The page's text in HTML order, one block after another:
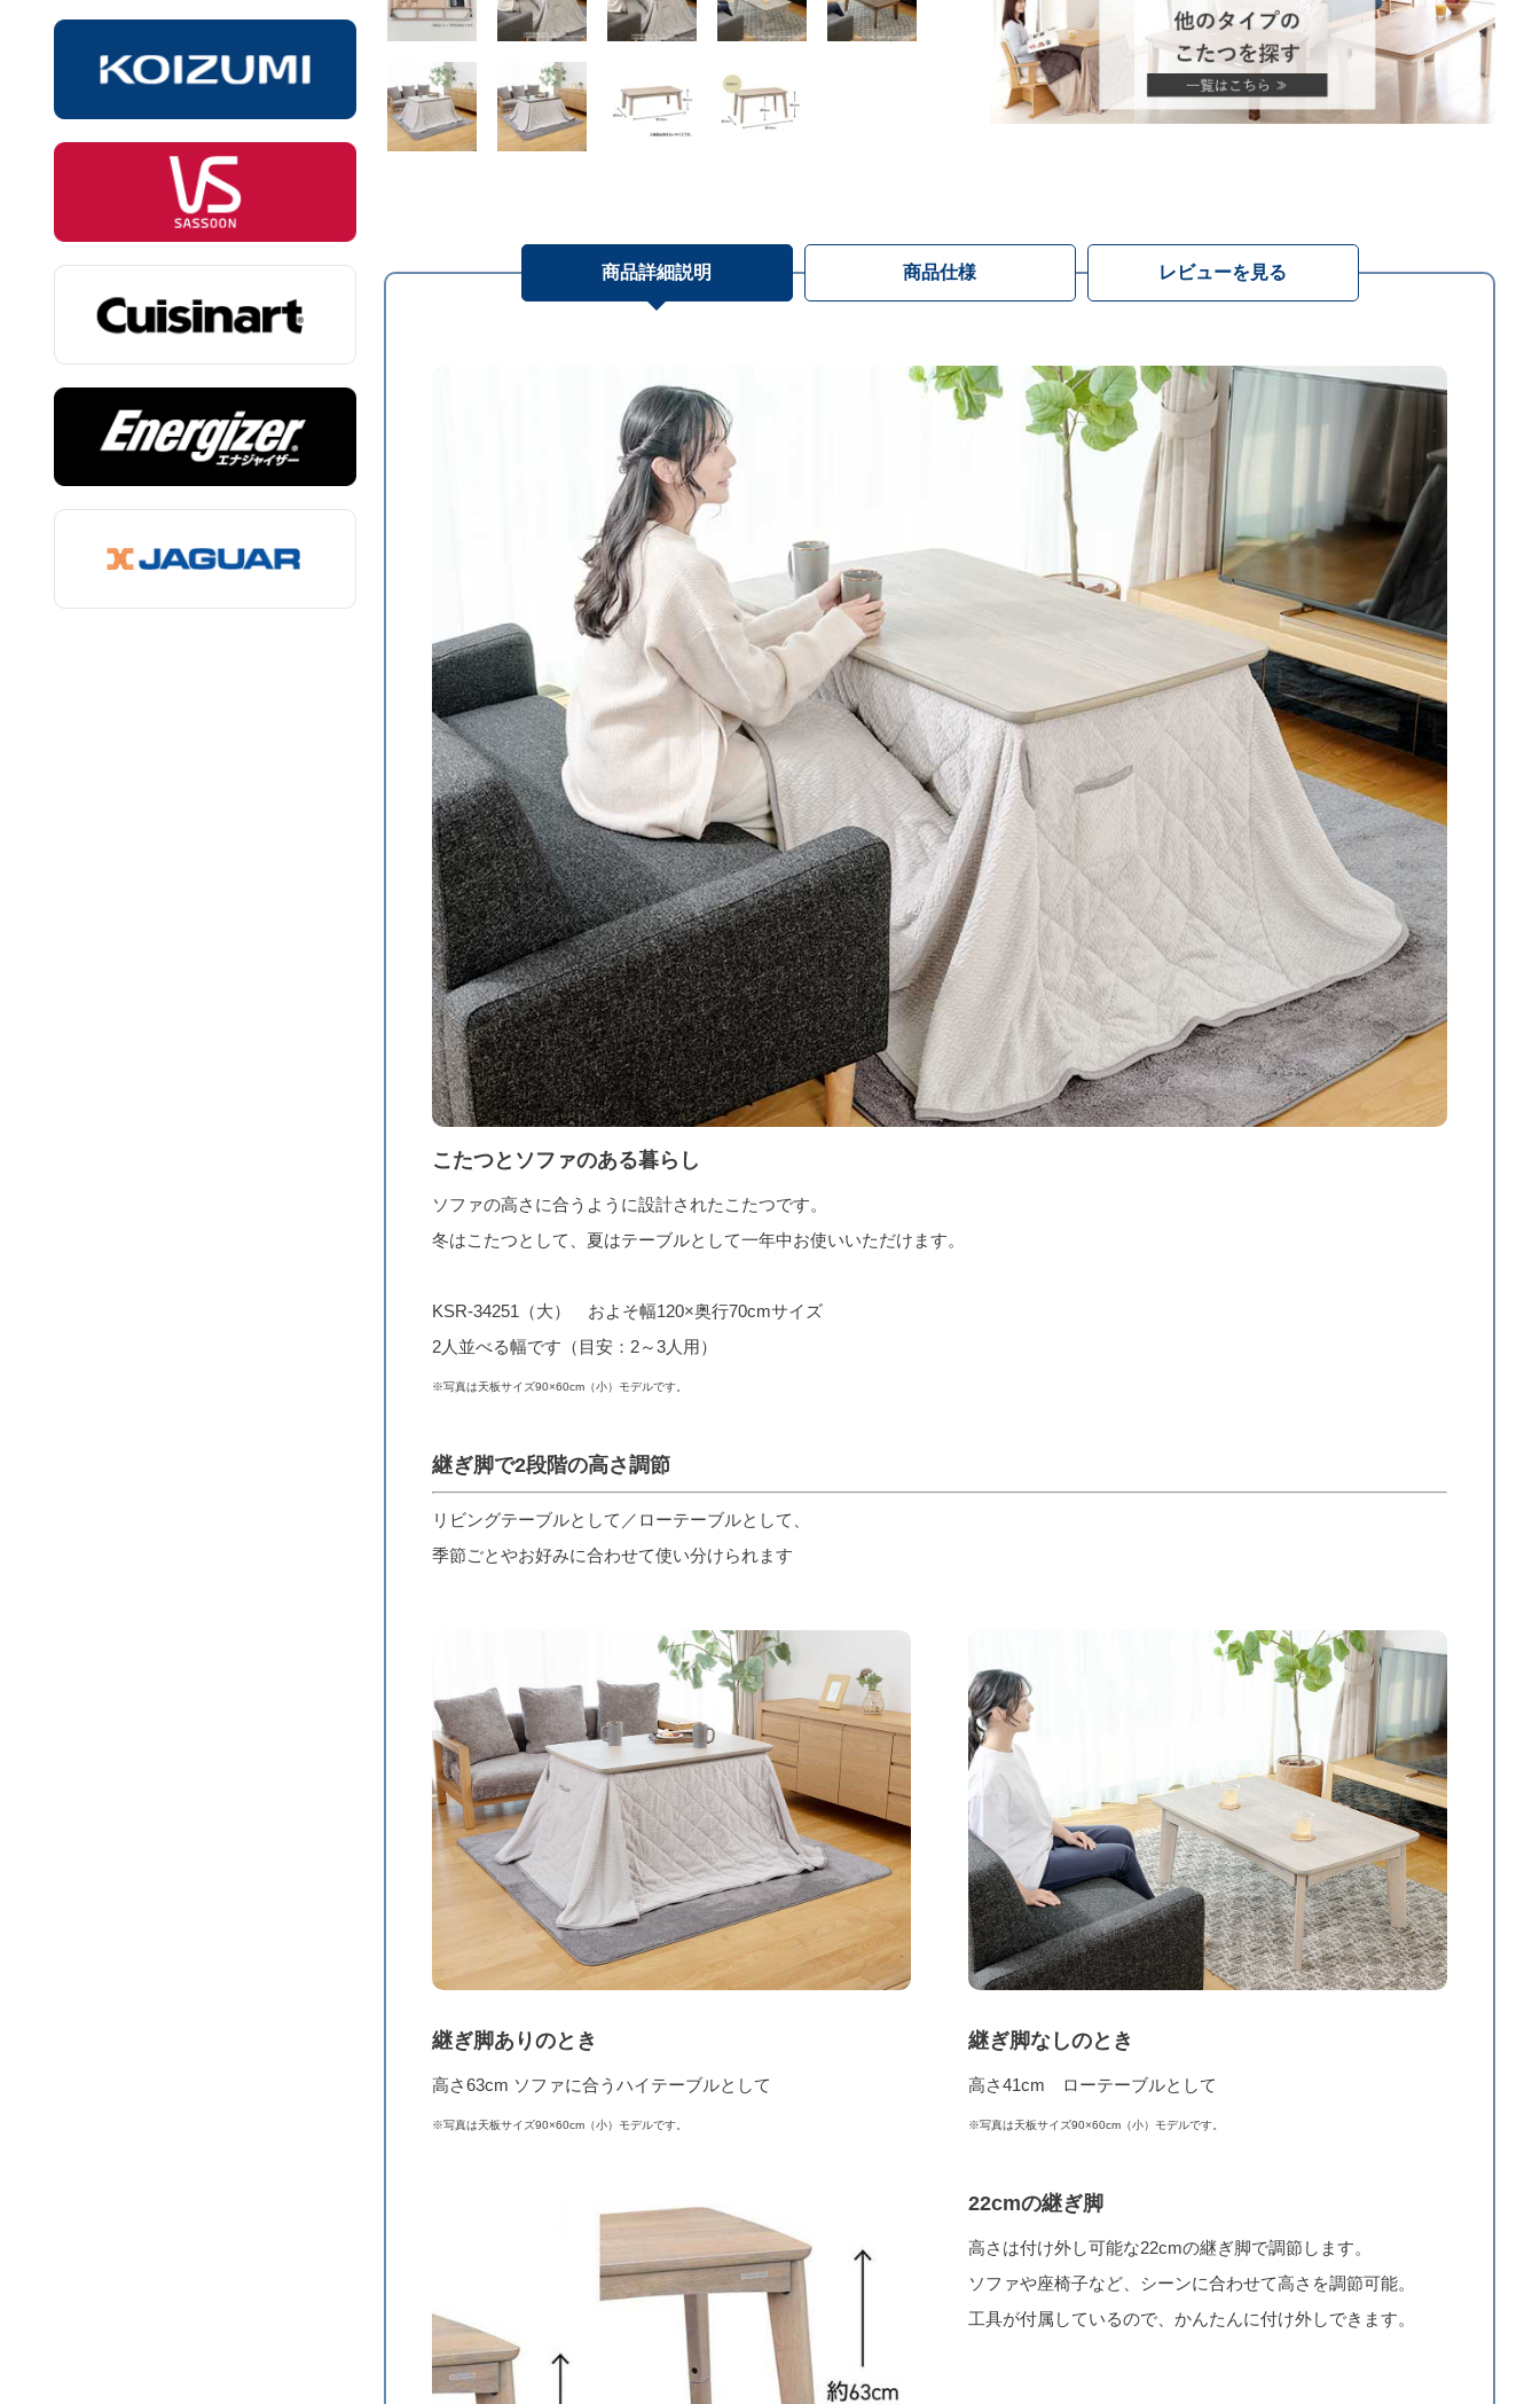
商品詳細説明
こたつとソファのある暮らし
ソファの高さに合うように設計されたこたつです。
冬はこたつとして、夏はテーブルとして一年中お使いいただけます。
KSR-34251（大） およそ幅120×奥行70cmサイズ
2人並べる幅です（目安：2～3人用）
※写真は天板サイズ90×60cm（小）モデルです。
継ぎ脚で2段階の高さ調節
リビングテーブルとして／ローテーブルとして、
季節ごとやお好みに合わせて使い分けられます
継ぎ脚ありのとき
高さ63cm ソファに合うハイテーブルとして
※写真は天板サイズ90×60cm（小）モデルです。
継ぎ脚なしのとき
高さ41cm ローテーブルとして
※写真は天板サイズ90×60cm（小）モデルです。
22cmの継ぎ脚
高さは付け外し可能な22cmの継ぎ脚で調節します。
ソファや座椅子など、シーンに合わせて高さを調節可能。
工具が付属しているので、かんたんに付け外しできます。
商品仕様 レビューを見る